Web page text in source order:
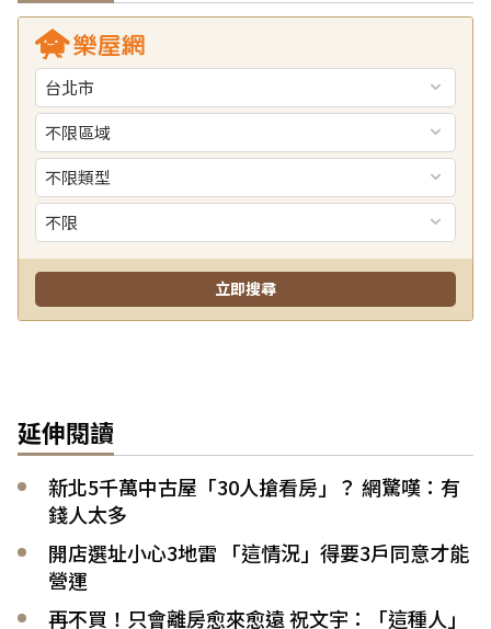
延伸閱讀
新北5千萬中古屋「30人搶看房」？ 網驚嘆：有
錢人太多
開店選址小心3地雷 「這情況」得要3戶同意才能
營運
再不買！只會離房愈來愈遠 祝文宇：「這種人」